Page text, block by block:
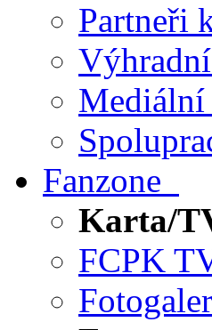
Partneři
Mediální
Fanzone
Karta/
FCPK